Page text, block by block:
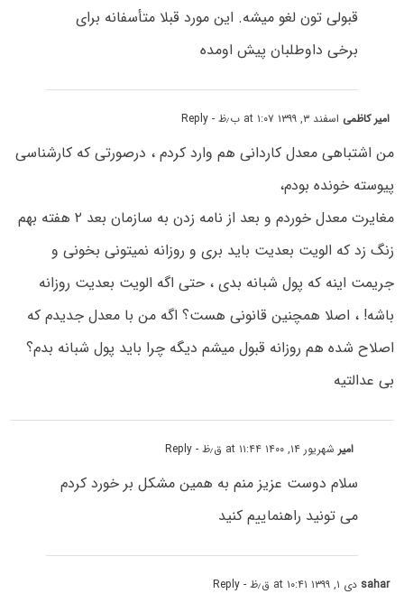
قبولی تون لغو میشه. این مورد قبلا متأسفانه برای
برخی داوطلبان پیش اومده
امیر کاظمی اسفند ۳, ۱۳۹۹ at ۱:۰۷ ب٫ظ - Reply
من اشتباهی معدل کاردانی هم وارد کردم ، درصورتی که کارشناسی
پیوسته خونده بودم،
مغایرت معدل خوردم و بعد از نامه زدن به سازمان بعد ۲ هفته بهم
زنگ زد که الویت بعدیت باید بری و روزانه نمیتونی بخونی و
جریمت اینه که پول شبانه بدی ، حتی اگه الویت بعدیت روزانه
باشه! ، اصلا همچنین قانونی هست؟ اگه من با معدل جدیدم که
اصلاح شده هم روزانه قبول میشم دیگه چرا باید پول شبانه بدم؟
بی عدالتیه
امیر شهریور ۱۴, ۱۴۰۰ at ۱۱:۴۴ ق٫ظ - Reply
سلام دوست عزیز منم به همین مشکل بر خورد کردم
می تونید راهنماییم کنید
sahar دی ۱, ۱۳۹۹ at ۱۰:۴۱ ق٫ظ - Reply